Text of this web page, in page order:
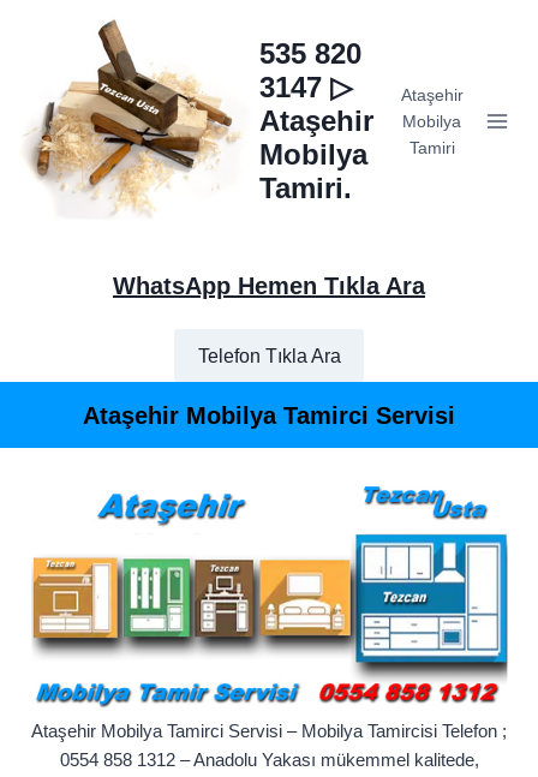
535 820
3147 ▷
Ataşehir
Mobilya
Tamiri.
Ataşehir
Mobilya
Tamiri
WhatsApp Hemen Tıkla Ara
Telefon Tıkla Ara
Ataşehir Mobilya Tamirci Servisi
Ataşehir Mobilya Tamirci Servisi – Mobilya Tamircisi Telefon ;
0554 858 1312 – Anadolu Yakası mükemmel kalitede,